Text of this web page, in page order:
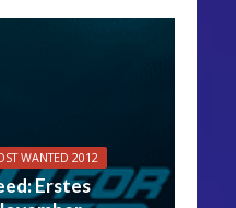
WANTED 2012
Erstes